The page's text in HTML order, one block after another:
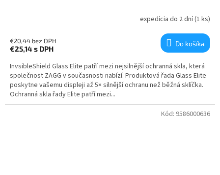
expedícia do 2 dní(1 ks)
€20,44 bez DPH
€25,14 s DPH
Do košíka
InvsibleShield Glass Elite patří mezi nejsilnější ochranná skla, která
společnost ZAGG v současnosti nabízí. Produktová řada Glass Elite
poskytne vašemu displeji až 5× silnější ochranu než běžná sklíčka.
Ochranná skla řady Elite patří mezi...
Kód: 9586000636